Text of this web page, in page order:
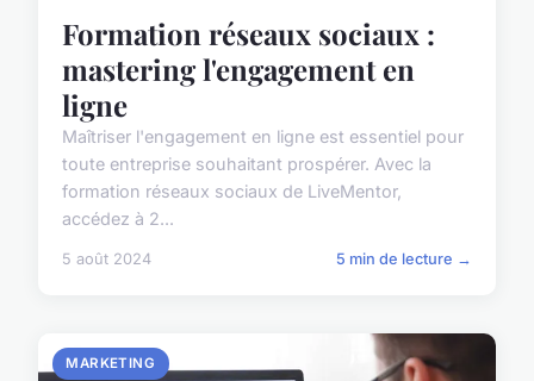
Formation réseaux sociaux :
mastering l'engagement en
ligne
Maîtriser l'engagement en ligne est essentiel pour
toute entreprise souhaitant prospérer. Avec la
formation réseaux sociaux de LiveMentor,
accédez à 2...
5 août 2024 5 min de lecture →
MARKETING